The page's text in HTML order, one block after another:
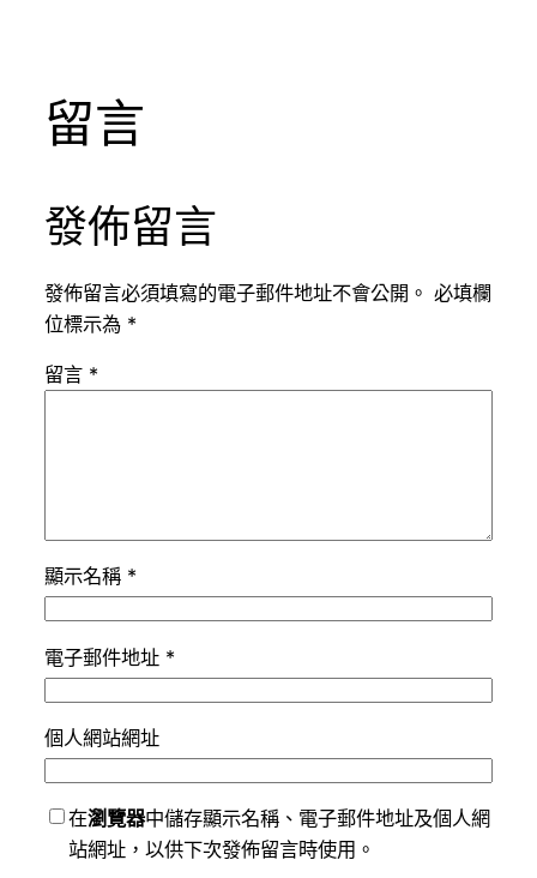
留言
發佈留言
發佈留言必須填寫的電子郵件地址不會公開。 必填欄
位標示為 *
留言 *
顯示名稱 *
電子郵件地址 *
個人網站網址
在瀏覽器中儲存顯示名稱、電子郵件地址及個人網
站網址，以供下次發佈留言時使用。